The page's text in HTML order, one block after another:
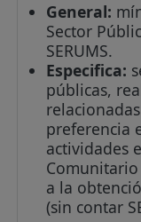
General:
Sector
SERUMS.
Especifica:
públicas,
preferencia
actividades
a la
(sin contar